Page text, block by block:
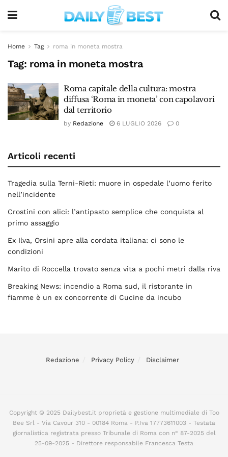
Home Tag roma in moneta mostra
Tag: roma in moneta mostra
Roma capitale della cultura: mostra
diffusa ‘Roma in moneta’ con capolavori
dal territorio
by Redazione 6 LUGLIO 2026 0
Articoli recenti
Tragedia sulla Terni-Rieti: muore in ospedale l’uomo ferito
nell’incidente
Crostini con alici: l’antipasto semplice che conquista al
primo assaggio
Ex Ilva, Orsini apre alla cordata italiana: ci sono le
condizioni
Marito di Roccella trovato senza vita a pochi metri dalla riva
Breaking News: incendio a Roma sud, il ristorante in
fiamme è un ex concorrente di Cucine da incubo
Redazione Privacy Policy Disclaimer
Copyright © 2025 Dailybest.it proprietà e gestione multimediale di Too
Bee Srl - Via Cavour 310 - 00184 Roma - P.Iva 17773611003 - Testata
giornalistica registrata presso Tribunale di Roma con n° 87-2025 del
25-09-2025 - Direttore responsabile Francesca Testa